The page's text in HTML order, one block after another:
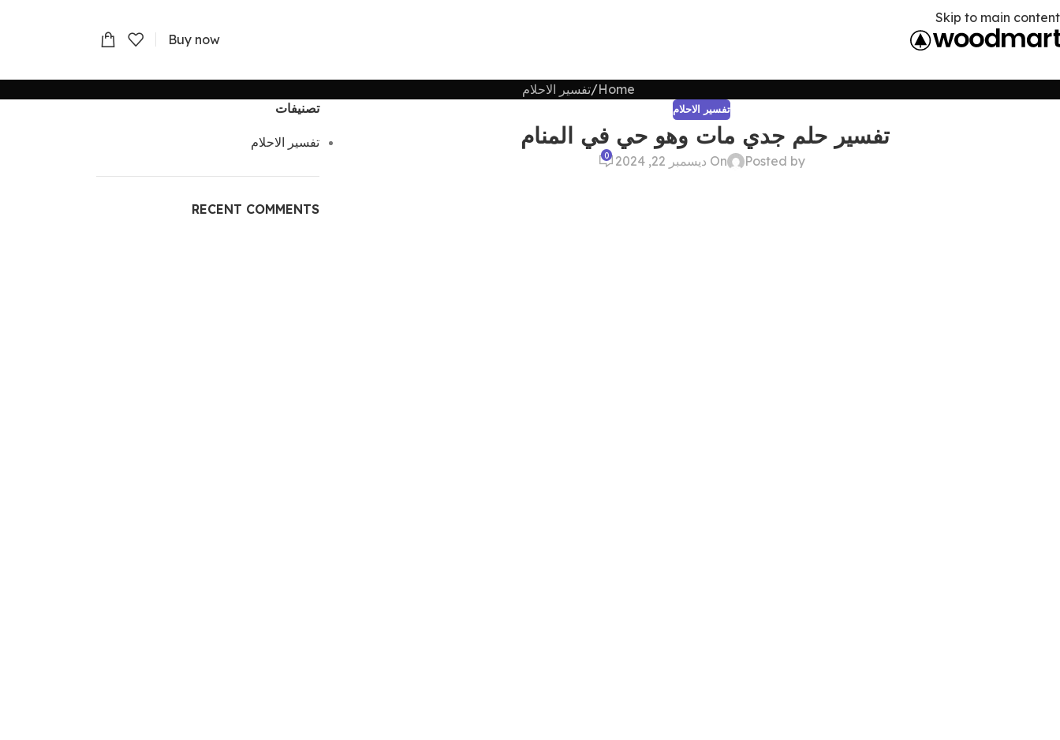
Skip to main content
Buy now
Home تفسير الاحلام
تفسير الاحلام
تفسير حلم جدي مات وهو حي في المنام
Posted by On ديسمبر 22, 2024 0
تصنيفات
تفسير الاحلام
RECENT COMMENTS